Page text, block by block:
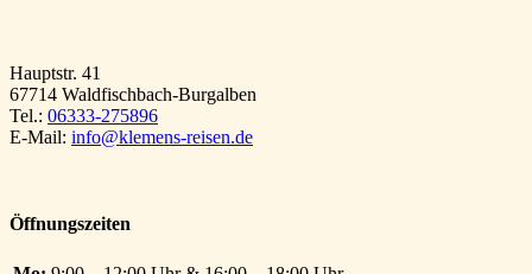
Hauptstr. 41
67714 Waldfischbach-Burgalben
Tel.: 06333-275896
E-Mail: info@klemens-reisen.de
Öffnungszeiten